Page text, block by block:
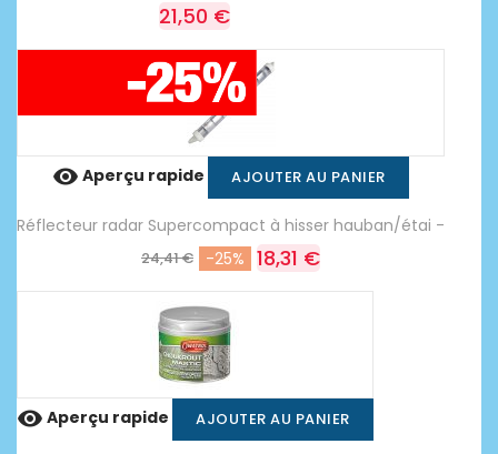
21,50 €
 Aperçu rapide AJOUTER AU PANIER
Réflecteur radar Supercompact à hisser hauban/étai -
24,41 € -25% 18,31 €
 Aperçu rapide AJOUTER AU PANIER